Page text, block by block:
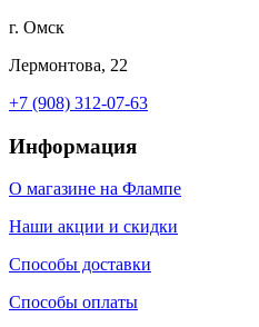
г. Омск
Лермонтова, 22
+7 (908) 312-07-63
Информация
О магазине на Флампе
Наши акции и скидки
Способы доставки
Способы оплаты